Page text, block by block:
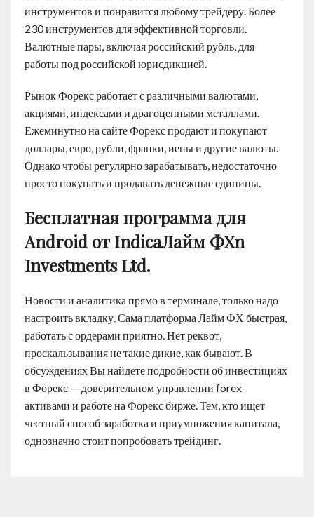
инструментов и понравится любому трейдеру. Более
230 инструментов для эффективной торговли.
Валютные пары, включая российский рубль, для
работы под российской юрисдикцией.
Рынок Форекс работает с различными валютами,
акциями, индексами и драгоценными металлами.
Ежеминутно на сайте Форекс продают и покупают
доллары, евро, рубли, франки, иены и другие валюты.
Однако чтобы регулярно зарабатывать, недостаточно
просто покупать и продавать денежные единицы.
Бесплатная программа для
Android от IndicaЛайм ФХn
Investments Ltd.
Новости и аналитика прямо в терминале, только надо
настроить вкладку. Сама платформа Лайм ФХ быстрая,
работать с ордерами приятно. Нет реквот,
проскальзывания не такие дикие, как бывают. В
обсуждениях Вы найдете подробности об инвестициях
в Форекс — доверительном управлении forex-
активами и работе на Форекс бирже. Тем, кто ищет
честный способ заработка и приумножения капитала,
однозначно стоит попробовать трейдинг.